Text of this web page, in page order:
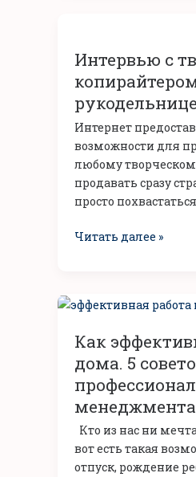
Интервью с
Интернет
возможности для
любому
продавать сразу
просто
творческим
копирайтером.
ли
рукодельнице
копирайтер?
Читать далее »
Как
дома. 5
менеджмента
Кто из нас ни
вот есть такая
отпуск, рождение
Как
работать
дома.
5
советов
от
профессионалов
тайм-
менеджмента